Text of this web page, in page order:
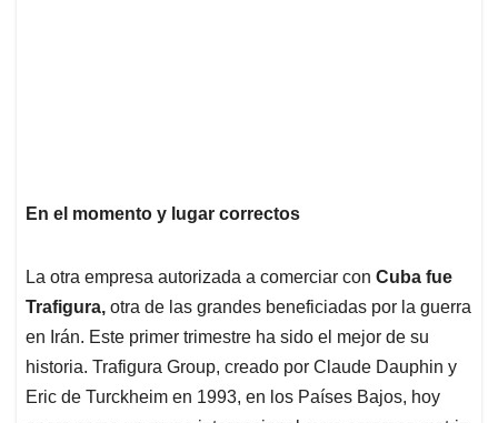
En el momento y lugar correctos
La otra empresa autorizada a comerciar con Cuba fue
Trafigura, otra de las grandes beneficiadas por la guerra
en Irán. Este primer trimestre ha sido el mejor de su
historia. Trafigura Group, creado por Claude Dauphin y
Eric de Turckheim en 1993, en los Países Bajos, hoy